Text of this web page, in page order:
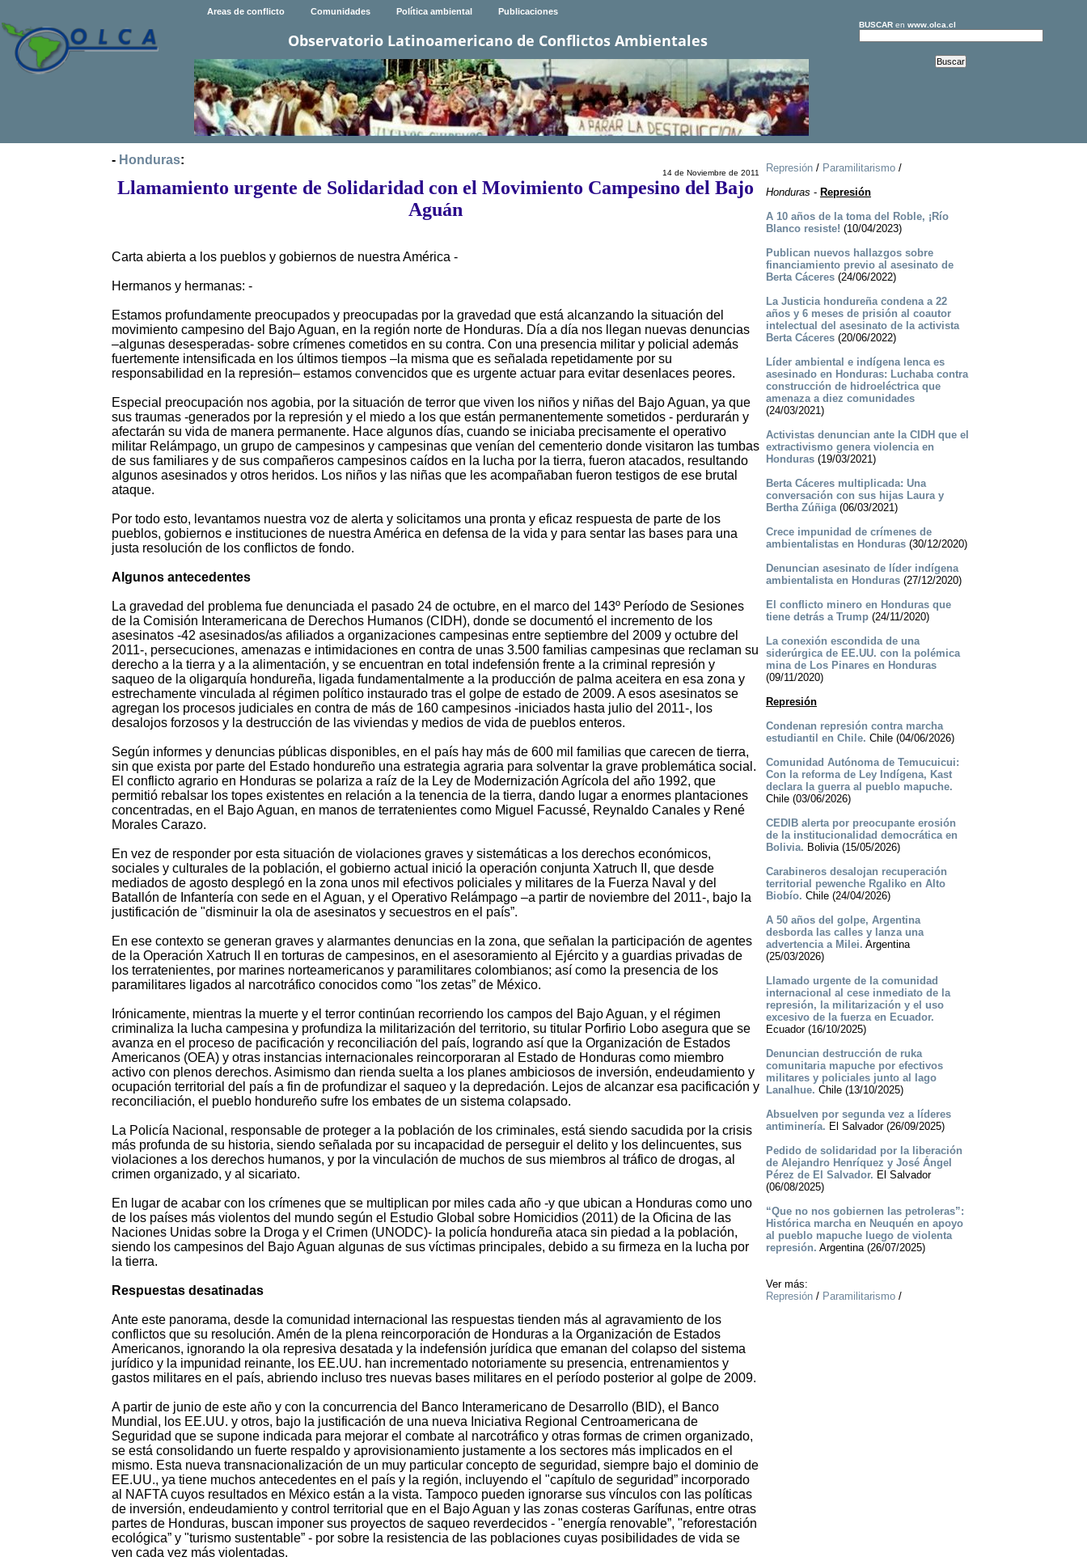
Areas de conflicto Comunidades Política ambiental Publicaciones
Observatorio Latinoamericano de Conflictos Ambientales
BUSCARen www.olca.cl
- Honduras:
14 de Noviembre de 2011
Llamamiento urgente de Solidaridad con el Movimiento Campesino del Bajo
Aguán
Carta abierta a los pueblos y gobiernos de nuestra América -
Hermanos y hermanas: -
Estamos profundamente preocupados y preocupadas por la gravedad que está alcanzando la situación del
movimiento campesino del Bajo Aguan, en la región norte de Honduras. Día a día nos llegan nuevas denuncias
–algunas desesperadas- sobre crímenes cometidos en su contra. Con una presencia militar y policial además
fuertemente intensificada en los últimos tiempos –la misma que es señalada repetidamente por su
responsabilidad en la represión– estamos convencidos que es urgente actuar para evitar desenlaces peores.
Especial preocupación nos agobia, por la situación de terror que viven los niños y niñas del Bajo Aguan, ya que
sus traumas -generados por la represión y el miedo a los que están permanentemente sometidos - perdurarán y
afectarán su vida de manera permanente. Hace algunos días, cuando se iniciaba precisamente el operativo
militar Relámpago, un grupo de campesinos y campesinas que venían del cementerio donde visitaron las tumbas
de sus familiares y de sus compañeros campesinos caídos en la lucha por la tierra, fueron atacados, resultando
algunos asesinados y otros heridos. Los niños y las niñas que les acompañaban fueron testigos de ese brutal
ataque.
Por todo esto, levantamos nuestra voz de alerta y solicitamos una pronta y eficaz respuesta de parte de los
pueblos, gobiernos e instituciones de nuestra América en defensa de la vida y para sentar las bases para una
justa resolución de los conflictos de fondo.
Algunos antecedentes
La gravedad del problema fue denunciada el pasado 24 de octubre, en el marco del 143º Período de Sesiones
de la Comisión Interamericana de Derechos Humanos (CIDH), donde se documentó el incremento de los
asesinatos -42 asesinados/as afiliados a organizaciones campesinas entre septiembre del 2009 y octubre del
2011-, persecuciones, amenazas e intimidaciones en contra de unas 3.500 familias campesinas que reclaman su
derecho a la tierra y a la alimentación, y se encuentran en total indefensión frente a la criminal represión y
saqueo de la oligarquía hondureña, ligada fundamentalmente a la producción de palma aceitera en esa zona y
estrechamente vinculada al régimen político instaurado tras el golpe de estado de 2009. A esos asesinatos se
agregan los procesos judiciales en contra de más de 160 campesinos -iniciados hasta julio del 2011-, los
desalojos forzosos y la destrucción de las viviendas y medios de vida de pueblos enteros.
Según informes y denuncias públicas disponibles, en el país hay más de 600 mil familias que carecen de tierra,
sin que exista por parte del Estado hondureño una estrategia agraria para solventar la grave problemática social.
El conflicto agrario en Honduras se polariza a raíz de la Ley de Modernización Agrícola del año 1992, que
permitió rebalsar los topes existentes en relación a la tenencia de la tierra, dando lugar a enormes plantaciones
concentradas, en el Bajo Aguan, en manos de terratenientes como Miguel Facussé, Reynaldo Canales y René
Morales Carazo.
En vez de responder por esta situación de violaciones graves y sistemáticas a los derechos económicos,
sociales y culturales de la población, el gobierno actual inició la operación conjunta Xatruch II, que desde
mediados de agosto desplegó en la zona unos mil efectivos policiales y militares de la Fuerza Naval y del
Batallón de Infantería con sede en el Aguan, y el Operativo Relámpago –a partir de noviembre del 2011-, bajo la
justificación de "disminuir la ola de asesinatos y secuestros en el país”.
En ese contexto se generan graves y alarmantes denuncias en la zona, que señalan la participación de agentes
de la Operación Xatruch II en torturas de campesinos, en el asesoramiento al Ejército y a guardias privadas de
los terratenientes, por marines norteamericanos y paramilitares colombianos; así como la presencia de los
paramilitares ligados al narcotráfico conocidos como "los zetas” de México.
Irónicamente, mientras la muerte y el terror continúan recorriendo los campos del Bajo Aguan, y el régimen
criminaliza la lucha campesina y profundiza la militarización del territorio, su titular Porfirio Lobo asegura que se
avanza en el proceso de pacificación y reconciliación del país, logrando así que la Organización de Estados
Americanos (OEA) y otras instancias internacionales reincorporaran al Estado de Honduras como miembro
activo con plenos derechos. Asimismo dan rienda suelta a los planes ambiciosos de inversión, endeudamiento y
ocupación territorial del país a fin de profundizar el saqueo y la depredación. Lejos de alcanzar esa pacificación y
reconciliación, el pueblo hondureño sufre los embates de un sistema colapsado.
La Policía Nacional, responsable de proteger a la población de los criminales, está siendo sacudida por la crisis
más profunda de su historia, siendo señalada por su incapacidad de perseguir el delito y los delincuentes, sus
violaciones a los derechos humanos, y por la vinculación de muchos de sus miembros al tráfico de drogas, al
crimen organizado, y al sicariato.
En lugar de acabar con los crímenes que se multiplican por miles cada año -y que ubican a Honduras como uno
de los países más violentos del mundo según el Estudio Global sobre Homicidios (2011) de la Oficina de las
Naciones Unidas sobre la Droga y el Crimen (UNODC)- la policía hondureña ataca sin piedad a la población,
siendo los campesinos del Bajo Aguan algunas de sus víctimas principales, debido a su firmeza en la lucha por
la tierra.
Respuestas desatinadas
Ante este panorama, desde la comunidad internacional las respuestas tienden más al agravamiento de los
conflictos que su resolución. Amén de la plena reincorporación de Honduras a la Organización de Estados
Americanos, ignorando la ola represiva desatada y la indefensión jurídica que emanan del colapso del sistema
jurídico y la impunidad reinante, los EE.UU. han incrementado notoriamente su presencia, entrenamientos y
gastos militares en el país, abriendo incluso tres nuevas bases militares en el período posterior al golpe de 2009.
A partir de junio de este año y con la concurrencia del Banco Interamericano de Desarrollo (BID), el Banco
Mundial, los EE.UU. y otros, bajo la justificación de una nueva Iniciativa Regional Centroamericana de
Seguridad que se supone indicada para mejorar el combate al narcotráfico y otras formas de crimen organizado,
se está consolidando un fuerte respaldo y aprovisionamiento justamente a los sectores más implicados en el
mismo. Esta nueva transnacionalización de un muy particular concepto de seguridad, siempre bajo el dominio de
EE.UU., ya tiene muchos antecedentes en el país y la región, incluyendo el "capítulo de seguridad” incorporado
al NAFTA cuyos resultados en México están a la vista. Tampoco pueden ignorarse sus vínculos con las políticas
de inversión, endeudamiento y control territorial que en el Bajo Aguan y las zonas costeras Garífunas, entre otras
partes de Honduras, buscan imponer sus proyectos de saqueo reverdecidos - "energía renovable”, "reforestación
ecológica” y "turismo sustentable” - por sobre la resistencia de las poblaciones cuyas posibilidades de vida se
ven cada vez más violentadas.
Represión/ Paramilitarismo/
Honduras - Represión
A 10 años de la toma del Roble, ¡Río
Blanco resiste! (10/04/2023)
Publican nuevos hallazgos sobre
financiamiento previo al asesinato de
Berta Cáceres(24/06/2022)
La Justicia hondureña condena a 22
años y 6 meses de prisión al coautor
intelectual del asesinato de la activista
Berta Cáceres(20/06/2022)
Líder ambiental e indígena lenca es
asesinado en Honduras: Luchaba contra
construcción de hidroeléctrica que
amenaza a diez comunidades
(24/03/2021)
Activistas denuncian ante la CIDH que el
extractivismo genera violencia en
Honduras(19/03/2021)
Berta Cáceres multiplicada: Una
conversación con sus hijas Laura y
Bertha Zúñiga(06/03/2021)
Crece impunidad de crímenes de
ambientalistas en Honduras(30/12/2020)
Denuncian asesinato de líder indígena
ambientalista en Honduras(27/12/2020)
El conflicto minero en Honduras que
tiene detrás a Trump(24/11/2020)
La conexión escondida de una
siderúrgica de EE.UU. con la polémica
mina de Los Pinares en Honduras
(09/11/2020)
Represión
Condenan represión contra marcha
estudiantil en Chile. Chile (04/06/2026)
Comunidad Autónoma de Temucuicui:
Con la reforma de Ley Indígena, Kast
declara la guerra al pueblo mapuche.
Chile (03/06/2026)
CEDIB alerta por preocupante erosión
de la institucionalidad democrática en
Bolivia. Bolivia (15/05/2026)
Carabineros desalojan recuperación
territorial pewenche Rgaliko en Alto
Biobío. Chile (24/04/2026)
A 50 años del golpe, Argentina
desborda las calles y lanza una
advertencia a Milei. Argentina
(25/03/2026)
Llamado urgente de la comunidad
internacional al cese inmediato de la
represión, la militarización y el uso
excesivo de la fuerza en Ecuador.
Ecuador (16/10/2025)
Denuncian destrucción de ruka
comunitaria mapuche por efectivos
militares y policiales junto al lago
Lanalhue. Chile (13/10/2025)
Absuelven por segunda vez a líderes
antiminería. El Salvador (26/09/2025)
Pedido de solidaridad por la liberación
de Alejandro Henríquez y José Ángel
Pérez de El Salvador. El Salvador
(06/08/2025)
“Que no nos gobiernen las petroleras”:
Histórica marcha en Neuquén en apoyo
al pueblo mapuche luego de violenta
represión. Argentina (26/07/2025)
Ver más:
Represión/ Paramilitarismo/